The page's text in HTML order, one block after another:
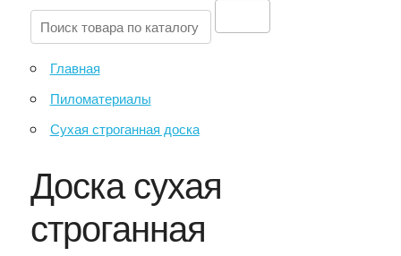
Главная
Пиломатериалы
Сухая строганная доска
Доска сухая
строганная